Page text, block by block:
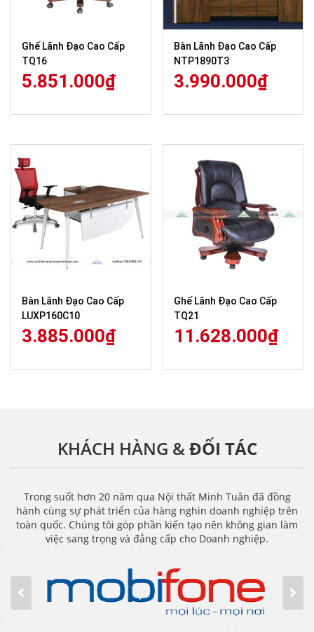
Ghế Lãnh Đạo Cao Cấp
TQ16
5.851.000₫
Bàn Lãnh Đạo Cao Cấp
NTP1890T3
3.990.000₫
Bàn Lãnh Đạo Cao Cấp
LUXP160C10
3.885.000₫
Ghế Lãnh Đạo Cao Cấp
TQ21
11.628.000₫
KHÁCH HÀNG &ĐỐI TÁC
Trong suốt hơn 20 năm qua Nội thất Minh Tuân đã đồng
hành cùng sự phát triển của hàng nghìn doanh nghiệp trên
toàn quốc. Chúng tôi góp phần kiến tạo nên không gian làm
việc sang trọng và đẳng cấp cho Doanh nghiệp.